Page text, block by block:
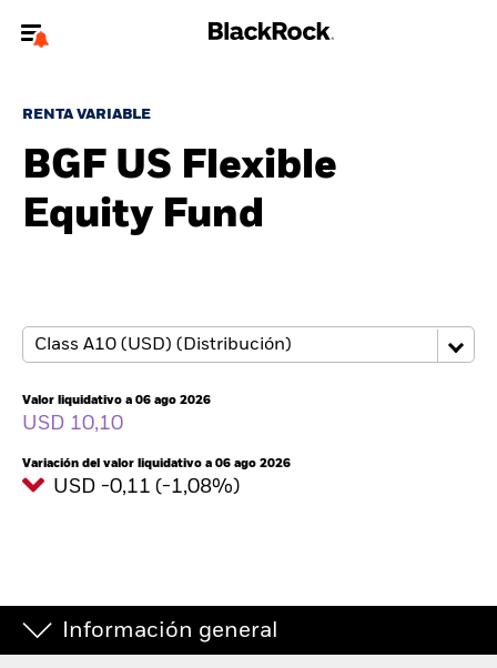
particulares.
relevante, por favor, actualiza tu tipo de usuario.
Quiénes somos
Perspectivas
Particulares
iShares
RENTA VARIABLE
BGF US Flexible
Equity Fund
Valor liquidativo a 06 ago 2026
USD 10,10
Variación del valor liquidativo a 06 ago 2026
USD -0,11 (-1,08%)
Información general